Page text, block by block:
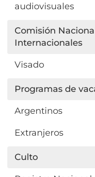
audiovisuales
Comisión
Internacionales
Visado
Programas de
Argentinos
Extranjeros
Culto